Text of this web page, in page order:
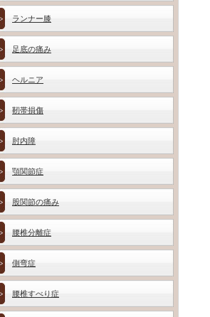
ランナー膝
足底の痛み
ヘルニア
靭帯損傷
肘内障
顎関節症
股関節の痛み
腰椎分離症
側弯症
腰椎すべり症